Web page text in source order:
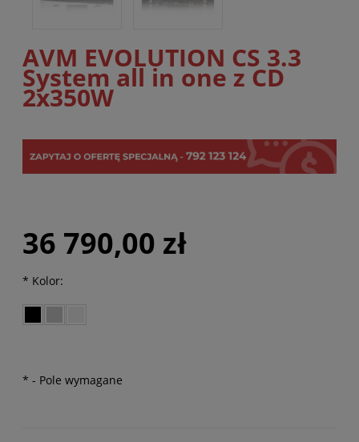
AVM EVOLUTION CS 3.3
System all in one z CD
2x350W
36 790,00 zł
* Kolor:
* - Pole wymagane